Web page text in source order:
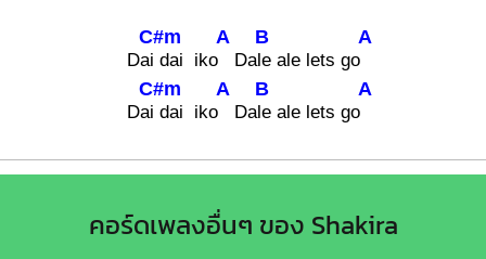
Dai
C#m
dai iko
A
Da
B
le ale lets go
A
Dai
C#m
dai iko
A
Da
B
le ale lets go
A
คอร์ดเพลงอื่นๆ ของ Shakira